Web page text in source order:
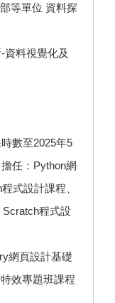
等單位 資料探
資料視覺化及
數至2025年5
任：Python網
式設計課程、
程式設
網頁設計基礎
效專題班課程